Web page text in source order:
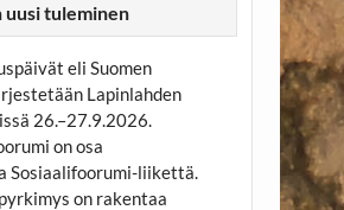
uusi tuleminen
eli Suomen
Lapinlahden
26.–27.9.2026.
on osa
Sosiaalifoorumi-liikettä.
on rakentaa